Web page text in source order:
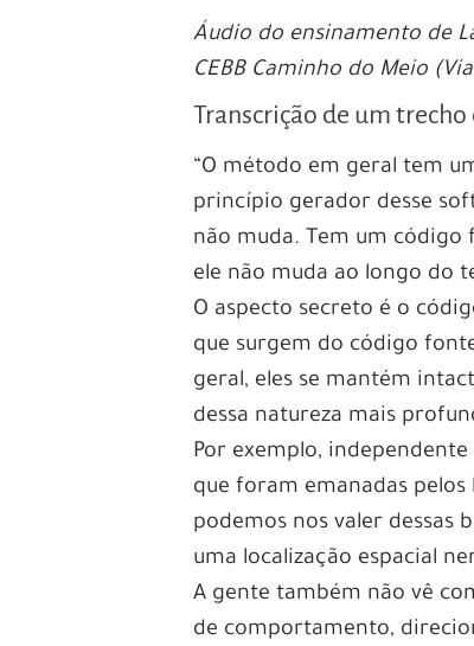
Áudio do ensinamento de
CEBB Caminho do Meio
Transcrição de um
“O método em geral tem
princípio gerador desse
não muda. Tem um código
ele não muda ao longo do
O aspecto secreto é o
que surgem do código
geral, eles se mantém
dessa natureza mais
Por exemplo,
que foram emanadas pelos
podemos nos valer dessas
uma localização espacial
A gente também não vê
de comportamento,